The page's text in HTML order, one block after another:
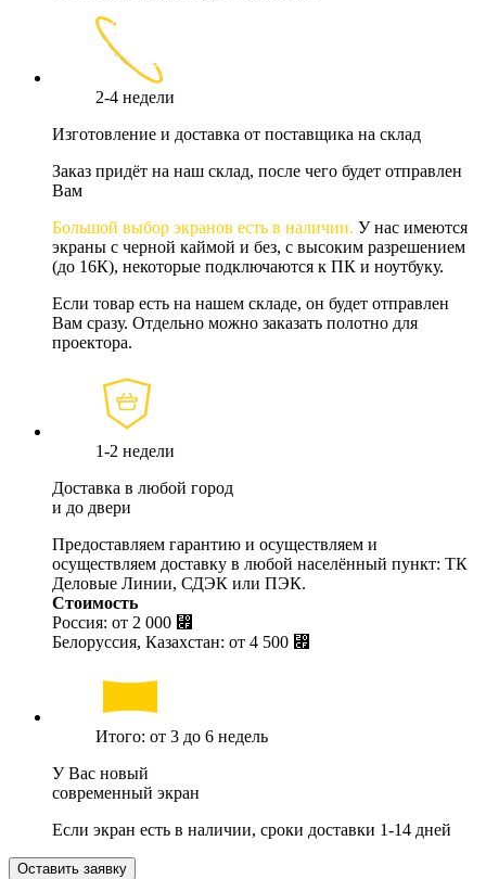
2-4 недели
Изготовление и доставка от поставщика на склад
Заказ придёт на наш склад, после чего будет отправлен
Вам
Большой выбор экранов есть в наличии. У нас имеются
экраны с черной каймой и без, с высоким разрешением
(до 16К), некоторые подключаются к ПК и ноутбуку.
Если товар есть на нашем складе, он будет отправлен
Вам сразу. Отдельно можно заказать полотно для
проектора.
1-2 недели
Доставка в любой город
и до двери
Предоставляем гарантию и осуществляем и
осуществляем доставку в любой населённый пункт: ТК
Деловые Линии, СДЭК или ПЭК.
Стоимость
Россия: от 2 000 ⃏
Белоруссия, Казахстан: от 4 500 ⃏
Итого: от 3 до 6 недель
У Вас новый
современный экран
Если экран есть в наличии, сроки доставки 1-14 дней
Оставить заявку